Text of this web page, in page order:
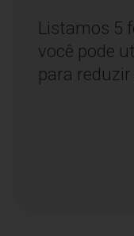
Listamos 5
você pode
para